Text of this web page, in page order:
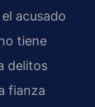
acusado
tiene
delitos
fianza